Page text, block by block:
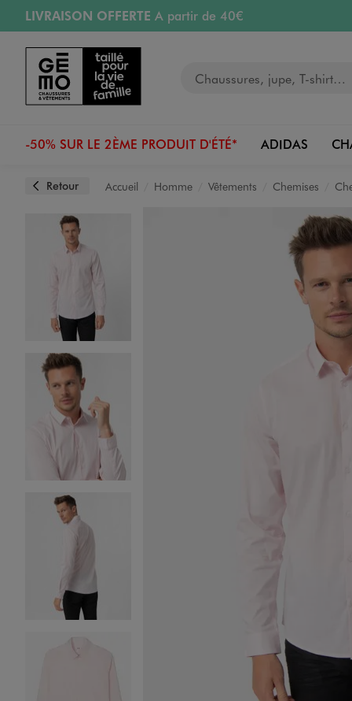
Aller au contenu principal
Aller à la navigation
LIVRAISON OFFERTE A partir de 40€
RETRAIT ET LIVRAISON OFFERTE
RÉSERVATION GRATUITE
4h en magasin
Retours OFFERTSpendant 30 jours
-50% SUR LE 2ÈME PRODUIT D'ÉTÉ* ADIDAS
Retour Accueil Homme Vêtements Chemises
Image 1 sur 4
Image 2 sur 4
Image 3 sur 4